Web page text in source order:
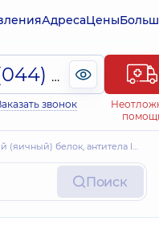
АдресаЦены
(044) 495-2-888
звонок
(яичный) белок, антитела IgE
Поиск